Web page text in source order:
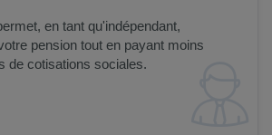
en tant qu'indépendant,
pension tout en payant moins
de cotisations sociales.